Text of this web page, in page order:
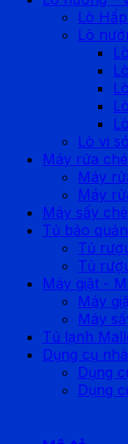
Lò
Lò
Lò vi
Máy rửa
Máy
Máy
Máy sấy
Tủ bảo
Tủ
Tủ
Máy giặt -
Máy
Máy
Tủ lạnh
Dụng cụ
Dụng
Dụng